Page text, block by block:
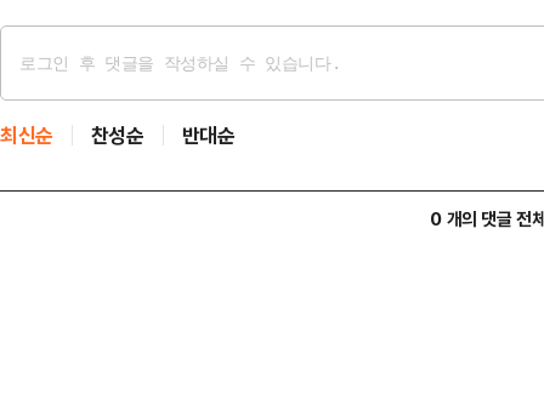
최신순 찬성순 반대순
0 개의 댓글 전